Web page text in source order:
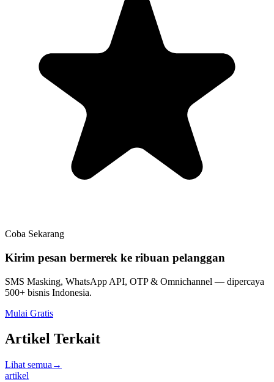
Coba Sekarang
Kirim pesan bermerek ke ribuan pelanggan
SMS Masking, WhatsApp API, OTP & Omnichannel — dipercaya
500+ bisnis Indonesia.
Mulai Gratis
Artikel Terkait
Lihat semua →
artikel